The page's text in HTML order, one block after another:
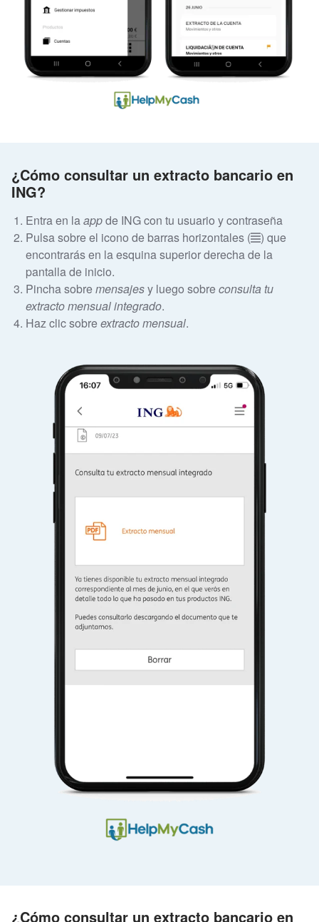
¿Cómo consultar un extracto bancario en
ING?
Entra en laappde ING con tu usuario y contraseña
Pulsa sobre el icono de barras horizontales (
) que
encontrarás en la esquina superior derecha de la
pantalla de inicio.
Pincha sobremensajesy luego sobreconsulta tu
extracto mensual integrado.
Haz clic sobreextracto mensual.
¿Cómo consultar un extracto bancario en